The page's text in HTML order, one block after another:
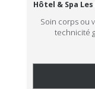
Hôtel & Spa
Soin corps ou
technicité